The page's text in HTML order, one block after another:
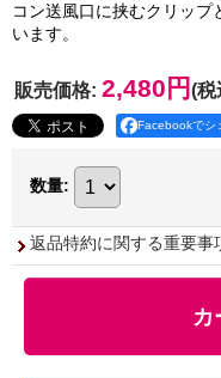
コン送風口に挟むクリッ
います。
販売価格: 2,480円 (税
Facebookでシ
数量:
返品特約に関する重要事